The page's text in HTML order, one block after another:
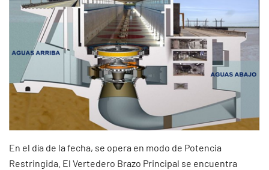
En el día de la fecha, se opera en modo de Potencia
Restringida. El Vertedero Brazo Principal se encuentra